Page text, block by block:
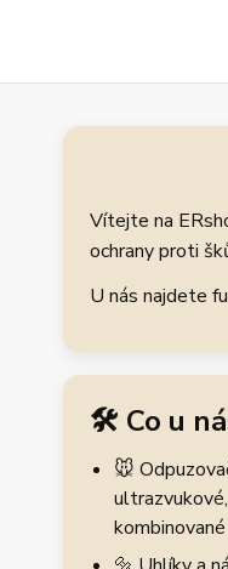
Vítejte na
ochrany proti
U nás najdete
🛠️ Co u
🐭